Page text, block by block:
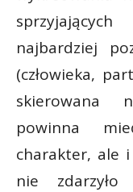
najbardziej
(człowieka,
skierowana
powinna
charakter, ale
nie